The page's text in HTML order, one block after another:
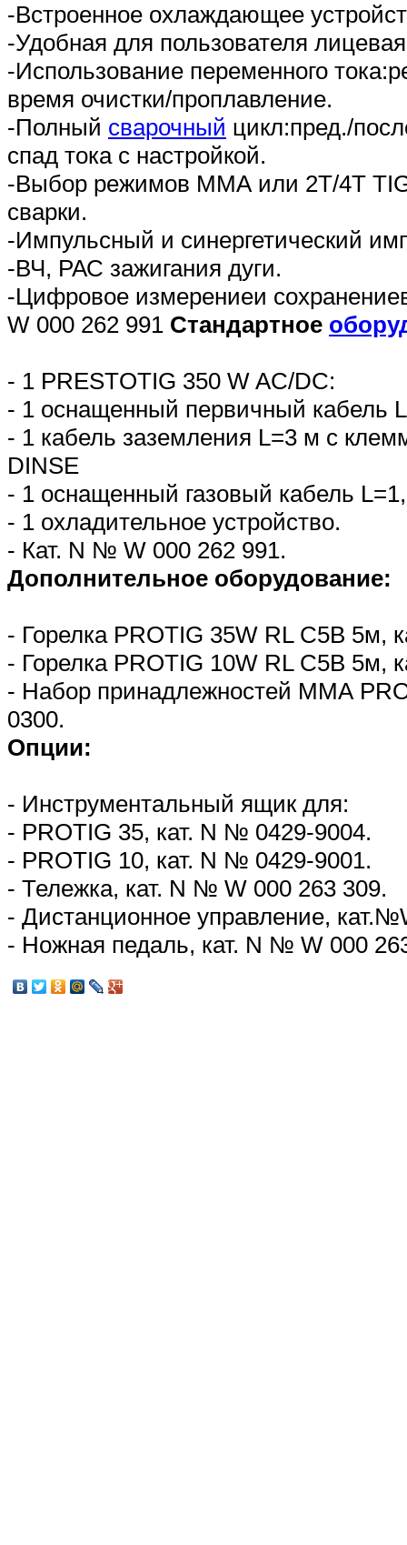
-Встроенное охлаждающее
-Удобная для пользователя
-Использование переменного
время очистки/проплавление.
-Полный сварочный цикл:пред./
спад тока с настройкой.
-Выбор режимов ММА или 2Т/4Т
сварки.
-Импульсный и синергетический
-ВЧ, РАС зажигания дуги.
-Цифровое измерениеи
W 000 262 991 Стандартное
- 1 PRESTOTIG 350 W AC/DC:
- 1 оснащенный первичный кабель
- 1 кабель заземления L=3 м с
DINSE
- 1 оснащенный газовый кабель
- 1 охладительное устройство.
- Кат. N № W 000 262 991.
Дополнительное оборудование:
- Горелка PROTIG 35W RL С5В 5м,
- Горелка PROTIG 10W RL С5В 5м,
- Набор принадлежностей ММА
0300.
Опции:
- Инструментальный ящик для:
- PROTIG 35, кат. N № 0429-9004.
- PROTIG 10, кат. N № 0429-9001.
- Тележка, кат. N № W 000 263 309.
- Дистанционное управление,
- Ножная педаль, кат. N № W 000